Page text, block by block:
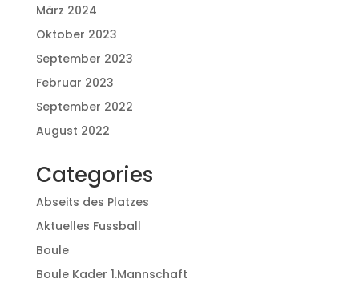
März 2024
Oktober 2023
September 2023
Februar 2023
September 2022
August 2022
Categories
Abseits des Platzes
Aktuelles Fussball
Boule
Boule Kader 1.Mannschaft